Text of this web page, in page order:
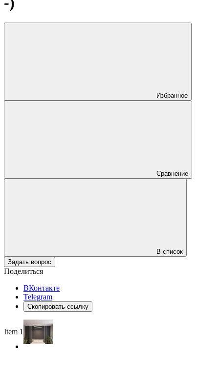
Избранное
Сравнение
В список
Задать вопрос
Поделиться
ВКонтакте
Telegram
Скопировать ссылку
Item 1 of 6